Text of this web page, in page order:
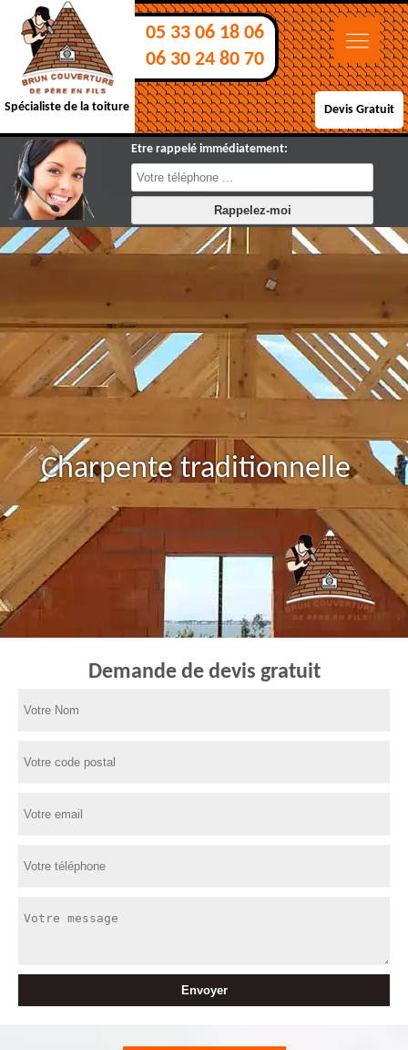
Spécialiste de la toiture
05 33 06 18 06
06 30 24 80 70
Devis Gratuit
Etre rappelé immédiatement:
Charpente traditionnelle
Demande de devis gratuit